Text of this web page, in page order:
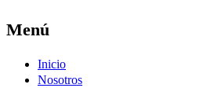
Menú
Inicio
Nosotros